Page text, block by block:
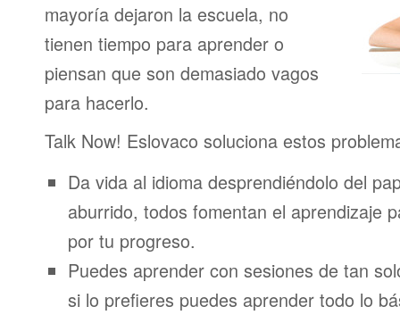
mayoría dejaron la escuela, no
tienen tiempo para aprender o
piensan que son demasiado vagos
para hacerlo.
Talk Now! Eslovaco soluciona estos
Da vida al idioma desprendiéndolo del
aburrido, todos fomentan el aprendizaje
por tu progreso.
Puedes aprender con sesiones de tan
si lo prefieres puedes aprender todo lo